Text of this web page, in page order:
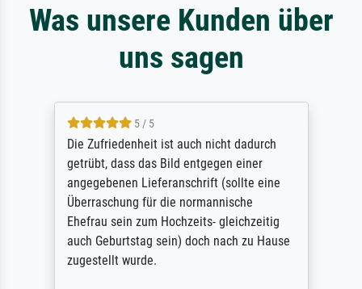
Was unsere Kunden über
uns sagen
5 / 5
Die Zufriedenheit ist auch nicht dadurch
getrübt, dass das Bild entgegen einer
angegebenen Lieferanschrift (sollte eine
Überraschung für die normannische
Ehefrau sein zum Hochzeits- gleichzeitig
auch Geburtstag sein) doch nach zu Hause
zugestellt wurde.